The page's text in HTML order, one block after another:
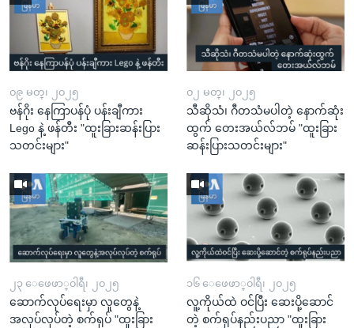
၀၉ မတ္၊ ၂၀၂၅
ဗန်ဂိုး နေကြာပန်ပုံ ပန်းချီကား
Lego နဲ့ ဖန်တီး "ထူးခြားဆန်းပြား
သတင်းများ"
၀၂ မတ္၊ ၂၀၂၅
သီဆိုသံ၊ ဂီတသံမပါတဲ့ နောက်ဆုံး
ထွက် တေးအယ်လ်ဘမ် "ထူးခြား
ဆန်းပြားသတင်းများ"
၂၃ ေဖေဖာ္၀ါရီ၊ ၂၀၂၅
ဆောက်လုပ်ရေးမှာ လူတွေနဲ့
အလုပ်လုပ်တဲ့ စက်ရုပ် "ထူးခြား
၁၆ ေဖေဖာ္၀ါရီ၊ ၂၀၂၅
လူ့ကိုယ်ထဲ ဝင်ပြီး ဆေးပို့ဆောင်
တဲ့ စက်ရုပ်နည်းပညာ "ထူးခြား